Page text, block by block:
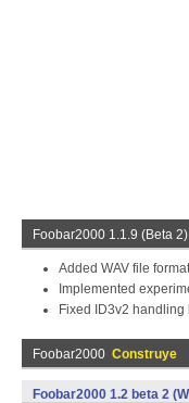
Foobar2000 1.1.9 (Beta 2)
Added WAV file
Implemented
Fixed ID3v2 handling
Foobar2000 Construye
Foobar2000 1.2 beta 2